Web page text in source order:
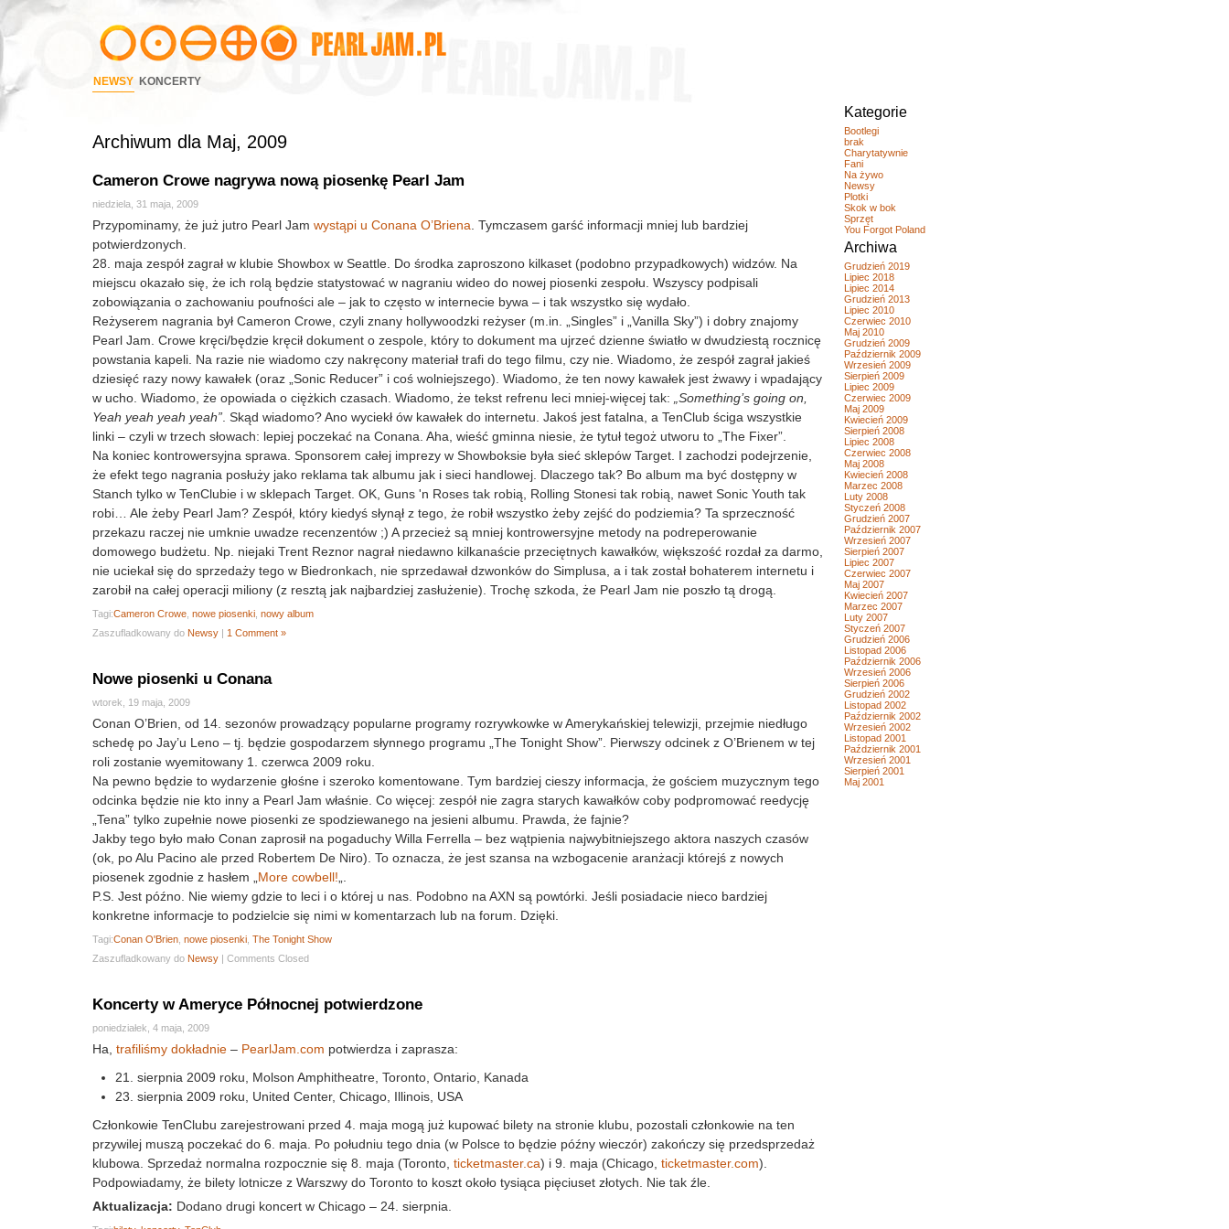
NEWSY KONCERTY
Archiwum dla Maj, 2009
Cameron Crowe nagrywa nową piosenkę Pearl Jam
niedziela, 31 maja, 2009
Przypominamy, że już jutro Pearl Jam wystąpi u Conana O’Briena . Tymczasem garść informacji mniej lub bardziej
potwierdzonych.
28. maja zespół zagrał w klubie Showbox w Seattle. Do środka zaproszono kilkaset (podobno przypadkowych) widzów. Na
miejscu okazało się, że ich rolą będzie statystować w nagraniu wideo do nowej piosenki zespołu. Wszyscy podpisali
zobowiązania o zachowaniu poufności ale – jak to często w internecie bywa – i tak wszystko się wydało.
Reżyserem nagrania był Cameron Crowe, czyli znany hollywoodzki reżyser (m.in. „Singles” i „Vanilla Sky”) i dobry znajomy
Pearl Jam. Crowe kręci/będzie kręcił dokument o zespole, który to dokument ma ujrzeć dzienne światło w dwudziestą rocznicę
powstania kapeli. Na razie nie wiadomo czy nakręcony materiał trafi do tego filmu, czy nie. Wiadomo, że zespół zagrał jakieś
dziesięć razy nowy kawałek (oraz „Sonic Reducer” i coś wolniejszego). Wiadomo, że ten nowy kawałek jest żwawy i wpadający
w ucho. Wiadomo, że opowiada o ciężkich czasach. Wiadomo, że tekst refrenu leci mniej-więcej tak:
„Something’s going on,
Yeah yeah yeah yeah”. Skąd wiadomo? Ano wyciekł ów kawałek do internetu. Jakoś jest fatalna, a TenClub ściga wszystkie
linki – czyli w trzech słowach: lepiej poczekać na Conana. Aha, wieść gminna niesie, że tytuł tegoż utworu to „The Fixer”.
Na koniec kontrowersyjna sprawa. Sponsorem całej imprezy w Showboksie była sieć sklepów Target. I zachodzi podejrzenie,
że efekt tego nagrania posłuży jako reklama tak albumu jak i sieci handlowej. Dlaczego tak? Bo album ma być dostępny w
Stanch tylko w TenClubie i w sklepach Target. OK, Guns 'n Roses tak robią, Rolling Stonesi tak robią, nawet Sonic Youth tak
robi… Ale żeby Pearl Jam? Zespół, który kiedyś słynął z tego, że robił wszystko żeby zejść do podziemia? Ta sprzeczność
przekazu raczej nie umknie uwadze recenzentów ;) A przecież są mniej kontrowersyjne metody na podreperowanie
domowego budżetu. Np. niejaki Trent Reznor nagrał niedawno kilkanaście przeciętnych kawałków, większość rozdał za darmo,
nie uciekał się do sprzedaży tego w Biedronkach, nie sprzedawał dzwonków do Simplusa, a i tak został bohaterem internetu i
zarobił na całej operacji miliony (z resztą jak najbardziej zasłużenie). Trochę szkoda, że Pearl Jam nie poszło tą drogą.
Tagi:Cameron Crowe, nowe piosenki, nowy album
Zaszufladkowany do Newsy| 1 Comment »
Nowe piosenki u Conana
wtorek, 19 maja, 2009
Conan O’Brien, od 14. sezonów prowadzący popularne programy rozrywkowke w Amerykańskiej telewizji, przejmie niedługo
schedę po Jay’u Leno – tj. będzie gospodarzem słynnego programu „The Tonight Show”. Pierwszy odcinek z O’Brienem w tej
roli zostanie wyemitowany 1. czerwca 2009 roku.
Na pewno będzie to wydarzenie głośne i szeroko komentowane. Tym bardziej cieszy informacja, że gościem muzycznym tego
odcinka będzie nie kto inny a Pearl Jam właśnie. Co więcej: zespół nie zagra starych kawałków coby podpromować reedycję
„Tena” tylko zupełnie nowe piosenki ze spodziewanego na jesieni albumu. Prawda, że fajnie?
Jakby tego było mało Conan zaprosił na pogaduchy Willa Ferrella – bez wątpienia najwybitniejszego aktora naszych czasów
(ok, po Alu Pacino ale przed Robertem De Niro). To oznacza, że jest szansa na wzbogacenie aranżacji którejś z nowych
piosenek zgodnie z hasłem „ More cowbell!
P.S. Jest późno. Nie wiemy gdzie to leci i o której u nas. Podobno na AXN są powtórki. Jeśli posiadacie nieco bardziej
konkretne informacje to podzielcie się nimi w komentarzach lub na forum. Dzięki.
Tagi:Conan O'Brien, nowe piosenki, The Tonight Show
Zaszufladkowany do Newsy| Comments Closed
Koncerty w Ameryce Północnej potwierdzone
poniedziałek, 4 maja, 2009
Ha, trafiliśmy dokładnie– PearlJam.com potwierdza i zaprasza:
21. sierpnia 2009 roku, Molson Amphitheatre, Toronto, Ontario, Kanada
23. sierpnia 2009 roku, United Center, Chicago, Illinois, USA
Członkowie TenClubu zarejestrowani przed 4. maja mogą już kupować bilety na stronie klubu, pozostali członkowie na ten
przywilej muszą poczekać do 6. maja. Po południu tego dnia (w Polsce to będzie późny wieczór) zakończy się przedsprzedaż
klubowa. Sprzedaż normalna rozpocznie się 8. maja (Toronto, ticketmaster.ca) i 9. maja (Chicago, ticketmaster.com).
Podpowiadamy, że bilety lotnicze z Warszwy do Toronto to koszt około tysiąca pięciuset złotych. Nie tak źle.
Aktualizacja: Dodano drugi koncert w Chicago – 24. sierpnia.
Kategorie
Bootlegi
brak
Charytatywnie
Fani
Na żywo
Newsy
Plotki
Skok w bok
Sprzęt
You Forgot Poland
Archiwa
Grudzień 2019
Lipiec 2018
Lipiec 2014
Grudzień 2013
Lipiec 2010
Czerwiec 2010
Maj 2010
Grudzień 2009
Październik 2009
Wrzesień 2009
Sierpień 2009
Lipiec 2009
Czerwiec 2009
Maj 2009
Kwiecień 2009
Sierpień 2008
Lipiec 2008
Czerwiec 2008
Maj 2008
Kwiecień 2008
Marzec 2008
Luty 2008
Styczeń 2008
Grudzień 2007
Październik 2007
Wrzesień 2007
Sierpień 2007
Lipiec 2007
Czerwiec 2007
Maj 2007
Kwiecień 2007
Marzec 2007
Luty 2007
Styczeń 2007
Grudzień 2006
Listopad 2006
Październik 2006
Wrzesień 2006
Sierpień 2006
Grudzień 2002
Listopad 2002
Październik 2002
Wrzesień 2002
Listopad 2001
Październik 2001
Wrzesień 2001
Sierpień 2001
Maj 2001